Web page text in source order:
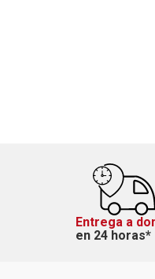
Entrega a
en 24 horas*